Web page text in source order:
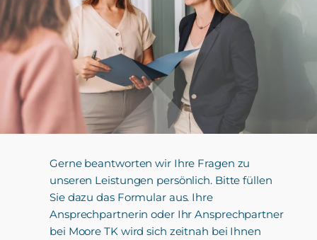
Gerne beantworten wir Ihre Fragen zu
unseren Leistungen persönlich. Bitte füllen
Sie dazu das Formular aus. Ihre
Ansprechpartnerin oder Ihr Ansprechpartner
bei Moore TK wird sich zeitnah bei Ihnen